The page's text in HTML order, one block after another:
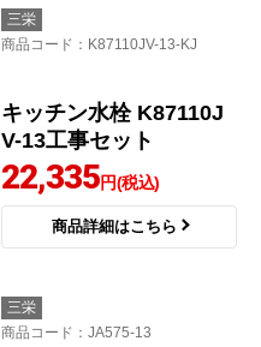
三栄
商品コード ：K87110JV-13-KJ
キッチン水栓 K87110J
V-13工事セット
22,335円(税込)
商品詳細はこちら
三栄
商品コード ：JA575-13